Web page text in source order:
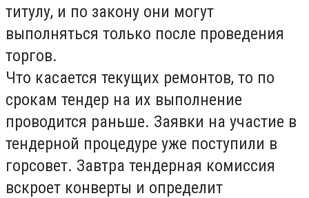
титулу, и по закону они могут
выполняться только после проведения
торгов.
Что касается текущих ремонтов, то по
срокам тендер на их выполнение
проводится раньше. Заявки на участие в
тендерной процедуре уже поступили в
горсовет. Завтра тендерная комиссия
вскроет конверты и определит